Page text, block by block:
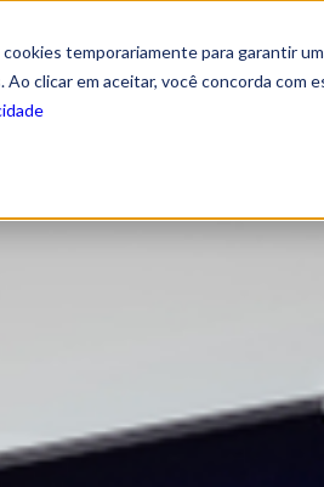
cookies temporariamente para garantir
Ao clicar em aceitar, você concorda com